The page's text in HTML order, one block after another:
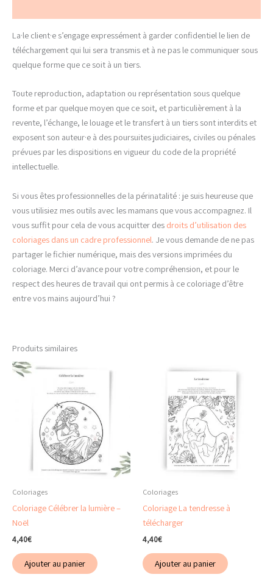
La·le client·e s’engage expressément à garder confidentiel le lien de
téléchargement qui lui sera transmis et à ne pas le communiquer sous
quelque forme que ce soit à un tiers.
Toute reproduction, adaptation ou représentation sous quelque
forme et par quelque moyen que ce soit, et particulièrement à la
revente, l’échange, le louage et le transfert à un tiers sont interdits et
exposent son auteur·e à des poursuites judiciaires, civiles ou pénales
prévues par les dispositions en vigueur du code de la propriété
intellectuelle.
Si vous êtes professionnelles de la périnatalité : je suis heureuse que
vous utilisiez mes outils avec les mamans que vous accompagnez. Il
vous suffit pour cela de vous acquitter des droits d’utilisation des
coloriages dans un cadre professionnel. Je vous demande de ne pas
partager le fichier numérique, mais des versions imprimées du
coloriage. Merci d’avance pour votre compréhension, et pour le
respect des heures de travail qui ont permis à ce coloriage d’être
entre vos mains aujourd’hui ?
Produits similaires
Coloriages
Coloriage Célébrer la lumière –
Noël
4,40€
Ajouter au panier
Coloriages
Coloriage La tendresse à
télécharger
4,40€
Ajouter au panier